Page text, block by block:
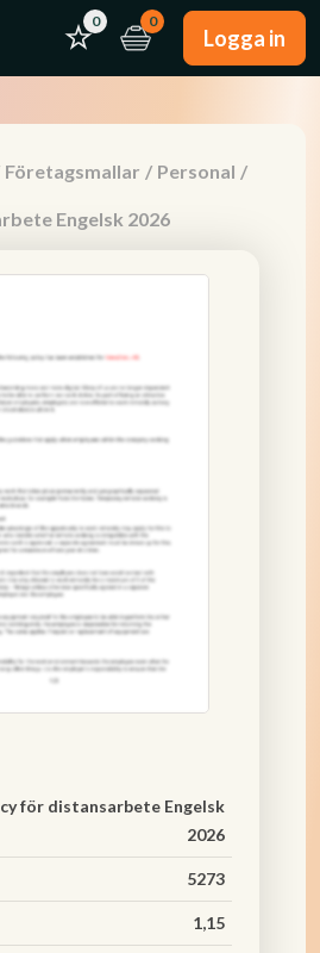
0 0
Logga in
Företagsmallar / Personal /
Engelsk 2026
för distansarbete Engelsk
2026
5273
1,15